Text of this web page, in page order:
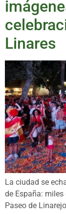
Linares
La ciudad se
de España: miles
Paseo de